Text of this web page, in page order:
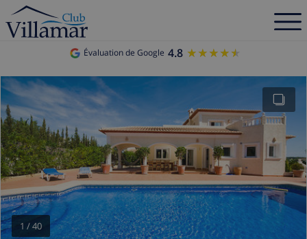
Évaluation de Google 4.8 ★★★★★
★★★★★
1 /40